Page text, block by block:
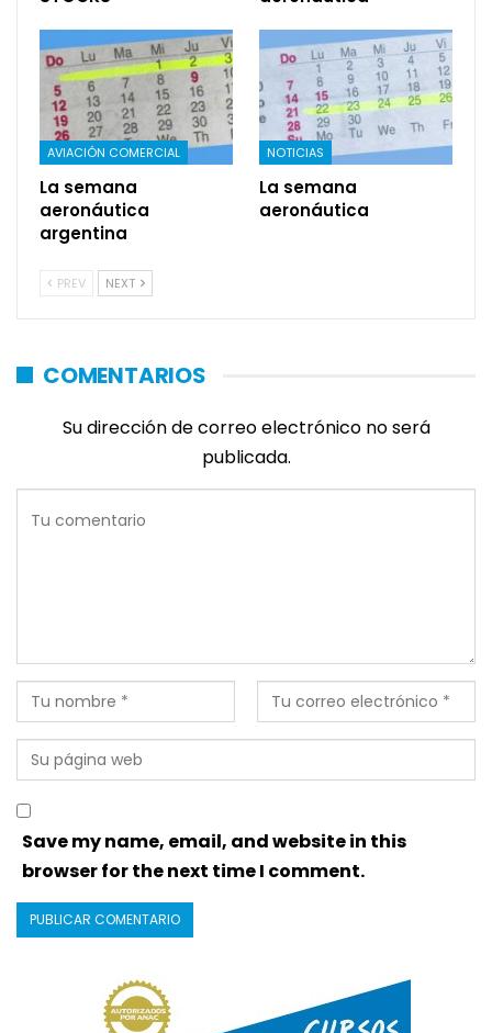
AVIACIÓN COMERCIAL
La semana
aeronáutica
argentina
NOTICIAS
La semana
aeronáutica
PREV NEXT
COMENTARIOS
Su dirección de correo electrónico no será
publicada.
Save my name, email, and website in this
browser for the next time I comment.